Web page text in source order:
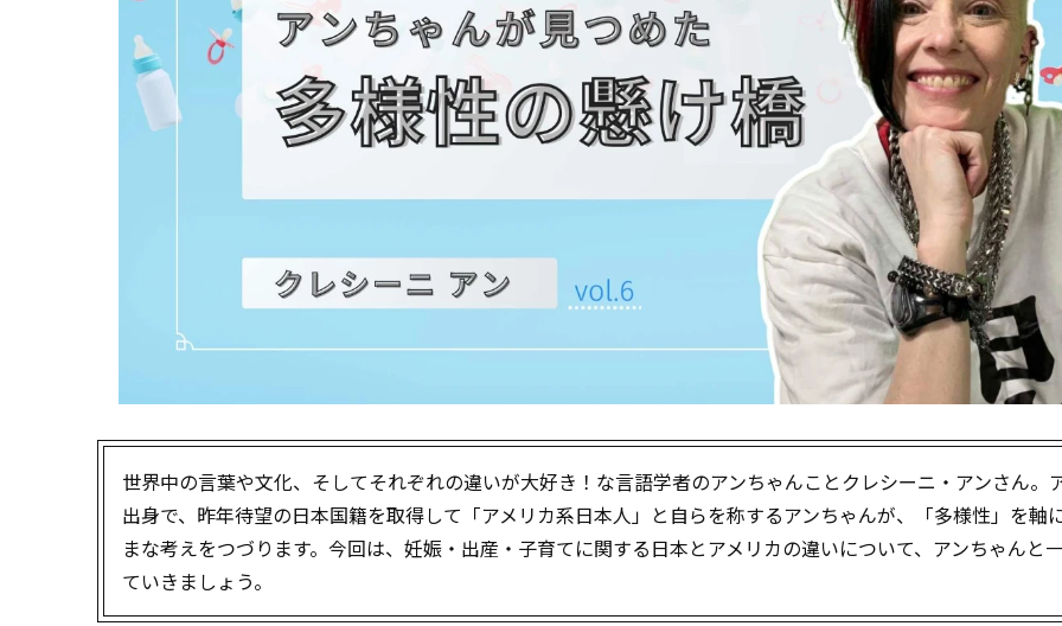
世界中の言葉や文化、そしてそれぞれの違いが大好き！な言語学者のアンちゃんことクレシーニ・アンさん。
出身で、昨年待望の日本国籍を取得して「アメリカ系日本人」と自らを称するアンちゃんが、「多様性」を軸
まな考えをつづります。今回は、妊娠・出産・子育てに関する日本とアメリカの違いについて、アンちゃんと
ていきましょう。